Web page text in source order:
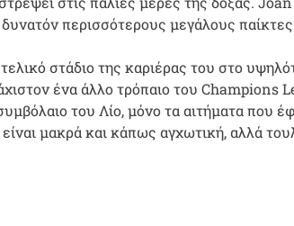
περισσότερους μεγάλους παίκτες
στάδιο της καριέρας του στο
ένα άλλο τρόπαιο του
του Λίο, μόνο τα αιτήματα που
μακρά και κάπως αγχωτική, αλλά